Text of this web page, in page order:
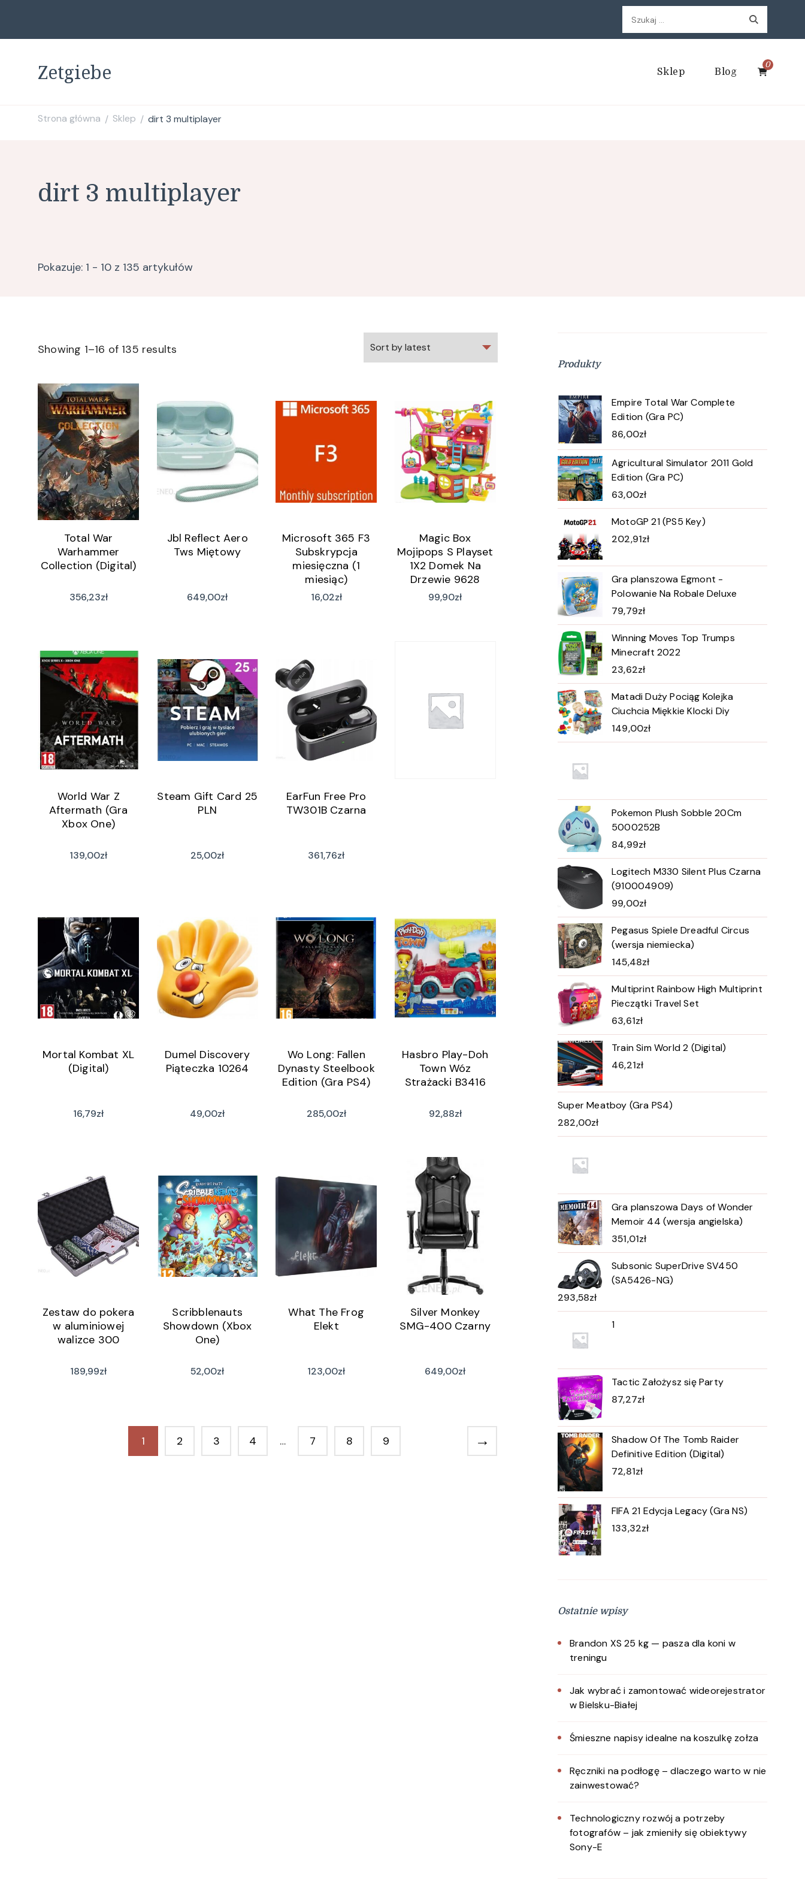
Szukaj:
Zetgiebe Sklep Blog
0
Strona główna / Sklep / dirt 3 multiplayer
dirt 3 multiplayer
Pokazuje: 1 - 10 z 135 artykułów
Showing 1–16 of 135 results
Total War
Warhammer
Collection (Digital)
356,23zł
Jbl Reflect Aero
Tws Miętowy
649,00zł
Microsoft 365 F3
Subskrypcja
miesięczna (1
miesiąc)
16,02zł
Magic Box
Mojipops S Playset
1X2 Domek Na
Drzewie 9628
99,90zł
World War Z
Aftermath (Gra
Xbox One)
139,00zł
Steam Gift Card 25
PLN
25,00zł
EarFun Free Pro
TW301B Czarna
361,76zł
Mortal Kombat XL
(Digital)
16,79zł
Dumel Discovery
Piąteczka 10264
49,00zł
Wo Long: Fallen
Dynasty Steelbook
Edition (Gra PS4)
285,00zł
Hasbro Play-Doh
Town Wóz
Strażacki B3416
92,88zł
Zestaw do pokera
w aluminiowej
walizce 300
189,99zł
Scribblenauts
Showdown (Xbox
One)
52,00zł
What The Frog
Elekt
123,00zł
Silver Monkey
SMG-400 Czarny
649,00zł
1 2 3 4 … 7 8 9 →
Produkty
Empire Total War Complete
Edition (Gra PC)
86,00zł
Agricultural Simulator 2011 Gold
Edition (Gra PC)
63,00zł
MotoGP 21 (PS5 Key)
202,91zł
Gra planszowa Egmont -
Polowanie Na Robale Deluxe
79,79zł
Winning Moves Top Trumps
Minecraft 2022
23,62zł
Matadi Duży Pociąg Kolejka
Ciuchcia Miękkie Klocki Diy
149,00zł
Pokemon Plush Sobble 20Cm
5000252B
84,99zł
Logitech M330 Silent Plus Czarna
(910004909)
99,00zł
Pegasus Spiele Dreadful Circus
(wersja niemiecka)
145,48zł
Multiprint Rainbow High Multiprint
Pieczątki Travel Set
63,61zł
Train Sim World 2 (Digital)
46,21zł
Super Meatboy (Gra PS4)
282,00zł
Gra planszowa Days of Wonder
Memoir 44 (wersja angielska)
351,01zł
Subsonic SuperDrive SV450
(SA5426-NG)
293,58zł
1
Tactic Założysz się Party
87,27zł
Shadow Of The Tomb Raider
Definitive Edition (Digital)
72,81zł
FIFA 21 Edycja Legacy (Gra NS)
133,32zł
Ostatnie wpisy
Brandon XS 25 kg — pasza dla koni w
treningu
Jak wybrać i zamontować wideorejestrator
w Bielsku-Białej
Śmieszne napisy idealne na koszulkę zołza
Ręczniki na podłogę – dlaczego warto w nie
zainwestować?
Technologiczny rozwój a potrzeby
fotografów – jak zmieniły się obiektywy
Sony-E